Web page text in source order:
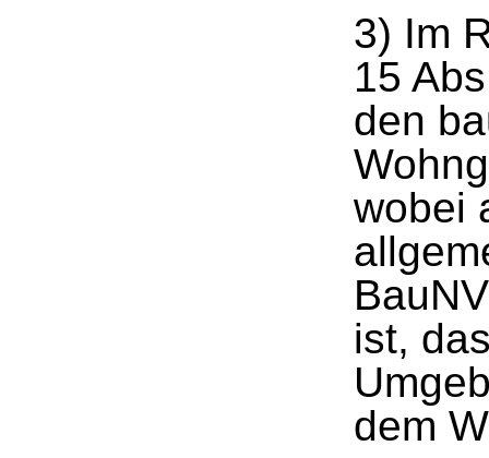
3) Im
15
den
wobei
ist,
dem